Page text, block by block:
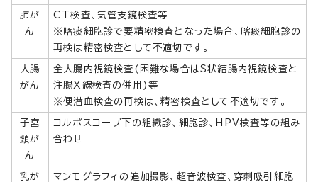
肺が
ん
CT検査、気管支鏡検査等
※喀痰細胞診で要精密検査となった場合、喀痰細胞診の
再検は精密検査として不適切です。
大腸
がん
全大腸内視鏡検査(困難な場合はS状結腸内視鏡検査と
注腸X線検査の併用)等
※便潜血検査の再検は、精密検査として不適切です。
子宮
頸が
ん
コルポスコープ下の組織診、細胞診、HPV検査等の組み
合わせ
乳が
マンモグラフィの追加撮影、超音波検査、穿刺吸引細胞